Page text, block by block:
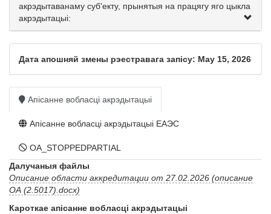
акрэдытаванаму суб'екту, прынятыя на працягу яго цыкла
акрэдытацыі:
Дата апошняй змены рэестравага запісу: May 15, 2026
Апісанне вобласці акрэдытацыі
Апісанне вобласці акрэдытацыі ЕАЭС
OA_STOPPEDPARTIAL
Далучаныя файлы
Описание области аккредитации от 27.02.2026 (описание
ОА (2.5017).docx)
Кароткае апісанне вобласці акрэдытацыі